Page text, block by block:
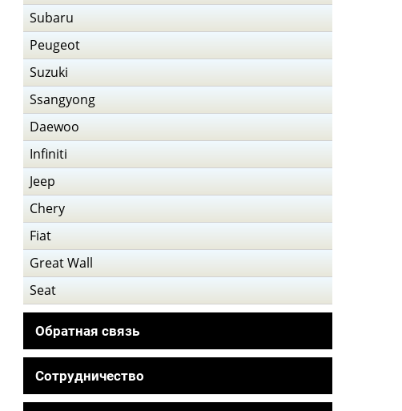
Subaru
Peugeot
Suzuki
Ssangyong
Daewoo
Infiniti
Jeep
Chery
Fiat
Great Wall
Seat
Обратная связь
Сотрудничество